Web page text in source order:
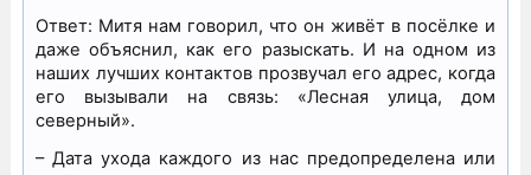
Ответ: Митя нам говорил, что он живёт в посёлке и
даже объяснил, как его разыскать. И на одном из
наших лучших контактов прозвучал его адрес, когда
его вызывали на связь: «Лесная улица, дом
северный».
– Дата ухода каждого из нас предопределена или